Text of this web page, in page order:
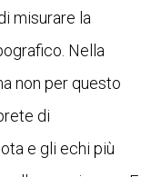
misurare la
Nella
non per questo
di
e gli echi più